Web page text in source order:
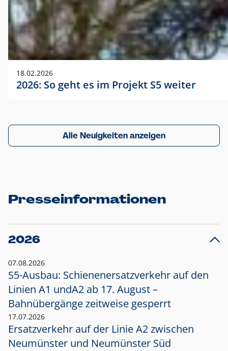
18.02.2026
2026: So geht es im Projekt S5 weiter
Alle Neuigkeiten anzeigen
Presseinformationen
2026
07.08.2026
S5-Ausbau: Schienenersatzverkehr auf den
Linien A1 undA2 ab 17. August –
Bahnübergänge zeitweise gesperrt
17.07.2026
Ersatzverkehr auf der Linie A2 zwischen
Neumünster und Neumünster Süd